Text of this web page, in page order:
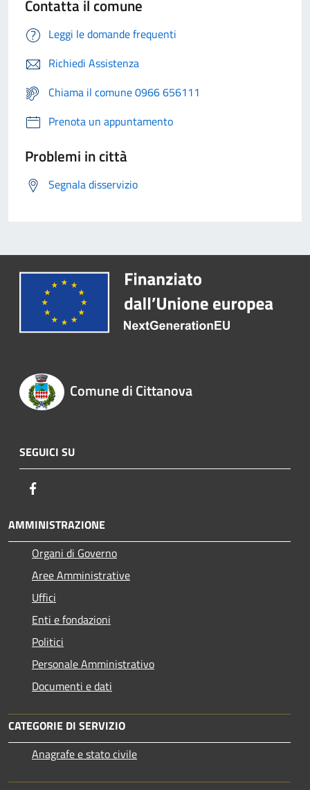
Contatta il comune
Leggi le domande frequenti
Richiedi Assistenza
Chiama il comune 0966 656111
Prenota un appuntamento
Problemi in città
Segnala disservizio
Comune di Cittanova
SEGUICI SU
AMMINISTRAZIONE
Organi di Governo
Aree Amministrative
Uffici
Enti e fondazioni
Politici
Personale Amministrativo
Documenti e dati
CATEGORIE DI SERVIZIO
Anagrafe e stato civile